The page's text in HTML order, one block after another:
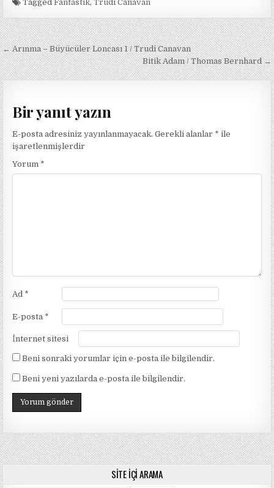
TaggedFantastik,Trudi Canavan
Yazı
gezinmesi
← Arınma – Büyücüler Loncası 1 / Trudi Canavan
Bitik Adam / Thomas Bernhard →
Bir yanıt yazın
E-posta adresiniz yayınlanmayacak. Gerekli alanlar * ile
işaretlenmişlerdir
Yorum *
Ad *
E-posta *
İnternet sitesi
Beni sonraki yorumlar için e-posta ile bilgilendir.
Beni yeni yazılarda e-posta ile bilgilendir.
SITE İÇI ARAMA